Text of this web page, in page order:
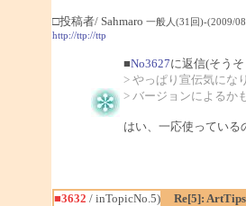
□投稿者/ Sahmaro 一般人(31回)-(2009/
http://ttp://ttp
■No3627に返信(そう
> やっぱり宣伝気にな
> バージョンによるか
はい、一応使っている
■3632 / inTopicNo.5) Re[5]: